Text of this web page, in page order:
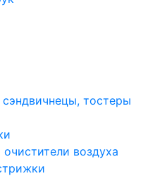
тостеры
воздуха